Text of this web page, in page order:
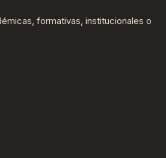
formativas, institucionales o